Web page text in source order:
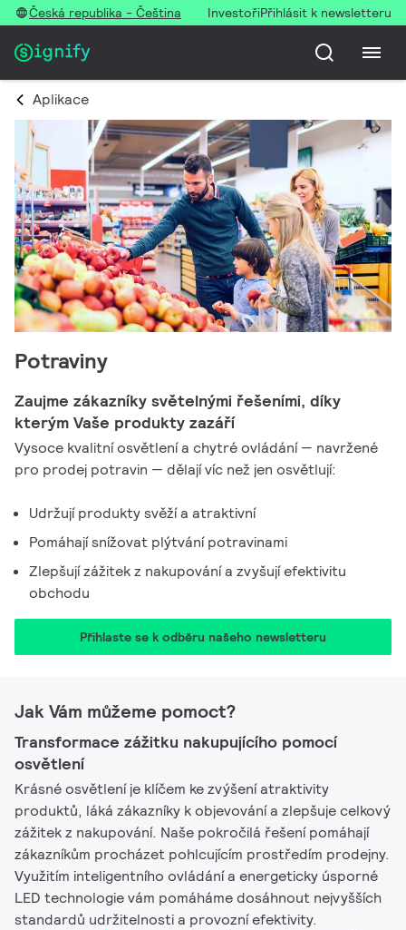
Česká republika - Čeština InvestořiPřihlásit k newsletteru
Aplikace
Potraviny
Zaujme zákazníky světelnými řešeními, díky
kterým Vaše produkty zazáří​
Vysoce kvalitní osvětlení a chytré ovládání — navržené
pro prodej potravin — dělají víc než jen osvětlují:
Udržují produkty svěží a atraktivní
Pomáhají snížovat plýtvání potravinami
Zlepšují zážitek z nakupování a zvyšují efektivitu
obchodu
Přihlaste se k odběru našeho newsletteru​
Jak Vám můžeme pomoct?
Transformace zážitku nakupujícího pomocí
osvětlení​
Krásné osvětlení je klíčem ke zvýšení atraktivity
produktů, láká zákazníky k objevování a zlepšuje celkový
zážitek z nakupování. Naše pokročilá řešení pomáhají
zákazníkům procházet pohlcujícím prostředím prodejny.
Využitím inteligentního ovládání a energeticky úsporné
LED technologie vám pomáháme dosáhnout nejvyšších
standardů udržitelnosti a provozní efektivity.